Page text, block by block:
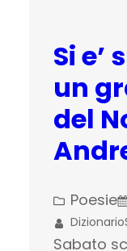
Si e’
un
del
Poesie
Sabato